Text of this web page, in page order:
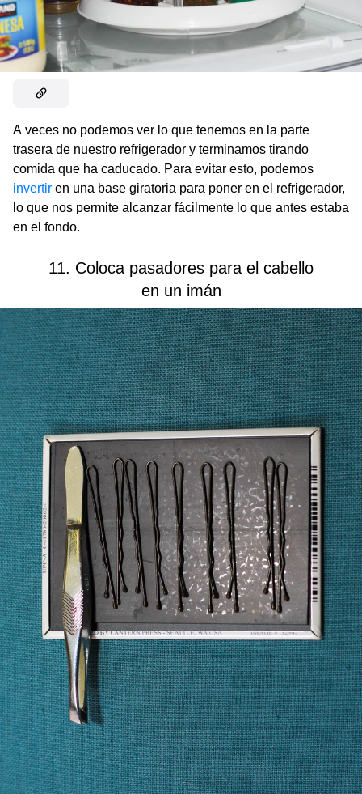
A veces no podemos ver lo que tenemos en la parte
trasera de nuestro refrigerador y terminamos tirando
comida que ha caducado. Para evitar esto, podemos
invertir en una base giratoria para poner en el refrigerador,
lo que nos permite alcanzar fácilmente lo que antes estaba
en el fondo.
11. Coloca pasadores para el cabello
en un imán